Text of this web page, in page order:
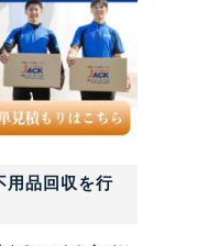
用品回収を行